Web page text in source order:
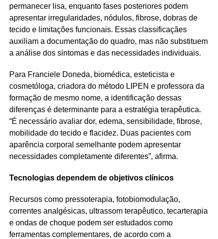
permanecer lisa, enquanto fases posteriores podem
apresentar irregularidades, nódulos, fibrose, dobras de
tecido e limitações funcionais. Essas classificaçães
auxiliam a documentação do quadro, mas não substituem
a análise dos sintomas e das necessidades individuais.
Para Franciele Doneda, biomédica, esteticista e
cosmetóloga, criadora do método LIPEN e professora da
formação de mesmo nome, a identificação dessas
diferenças é determinante para a estratégia terapêutica.
“É necessário avaliar dor, edema, sensibilidade, fibrose,
mobilidade do tecido e flacidez. Duas pacientes com
aparência corporal semelhante podem apresentar
necessidades completamente diferentes”, afirma.
Tecnologias dependem de objetivos clínicos
Recursos como pressoterapia, fotobiomodulação,
correntes analgésicas, ultrassom terapêutico, tecarterapia
e ondas de choque podem ser estudados como
ferramentas complementares, de acordo com a